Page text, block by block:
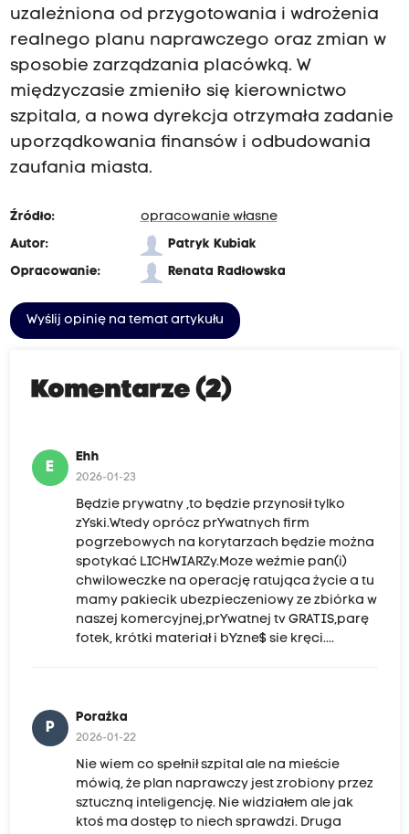
uzależniona od przygotowania i wdrożenia
realnego planu naprawczego oraz zmian w
sposobie zarządzania placówką. W
międzyczasie zmieniło się kierownictwo
szpitala, a nowa dyrekcja otrzymała zadanie
uporządkowania finansów i odbudowania
zaufania miasta.
Źródło:
opracowanie własne
Autor:
Patryk Kubiak
Opracowanie:
Renata Radłowska
Wyślij opinię na temat artykułu
Komentarze (2)
E
Ehh
2026-01-23
Będzie prywatny ,to będzie przynosił tylko
zYski.Wtedy oprócz prYwatnych firm
pogrzebowych na korytarzach będzie można
spotykać LICHWIARZy.Moze weźmie pan(i)
chwiloweczke na operację ratująca życie a tu
mamy pakiecik ubezpieczeniowy ze zbiórka w
naszej komercyjnej,prYwatnej tv GRATIS,parę
fotek, krótki materiał i bYzne$ sie kręci....
P
Porażka
2026-01-22
Nie wiem co spełnił szpital ale na mieście
mówią, że plan naprawczy jest zrobiony przez
sztuczną inteligencję. Nie widziałem ale jak
ktoś ma dostęp to niech sprawdzi. Druga